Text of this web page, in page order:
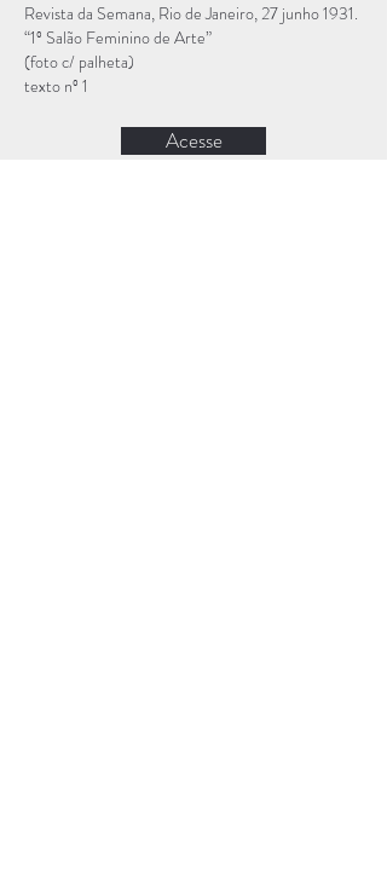
Revista da Semana, Rio de Janeiro, 27 junho 1931.
“1º Salão Feminino de Arte”
(foto c/ palheta)
texto nº 1
Acesse